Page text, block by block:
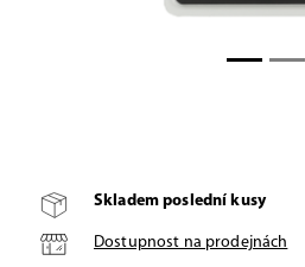
Skladem poslední kusy
Dostupnost na prodejnách